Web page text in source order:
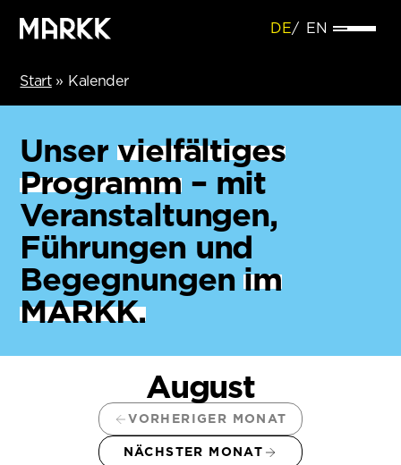
DE EN
Start» Kalender
Unser vielfältiges
Programm– mit
Veranstaltungen,
Führungen und
Begegnungenim
MARKK.
August
VORHERIGER MONAT
NÄCHSTER MONAT